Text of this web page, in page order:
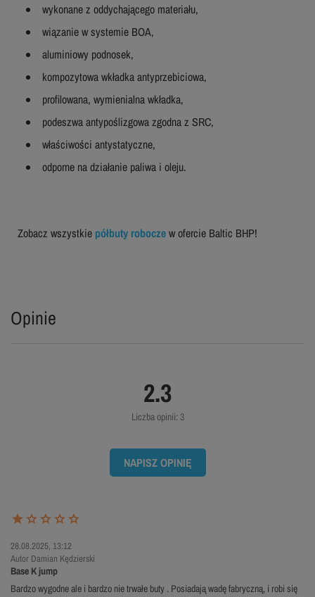
wykonane z oddychającego materiału,
wiązanie w systemie BOA,
aluminiowy podnosek,
kompozytowa wkładka antyprzebiciowa,
profilowana, wymienialna wkładka,
podeszwa antypoślizgowa zgodna z SRC,
właściwości antystatyczne,
odporne na działanie paliwa i oleju.
Zobacz wszystkie półbuty roboczew ofercie Baltic BHP!
Opinie
2.3
Liczba opinii: 3
NAPISZ OPINIĘ
28.08.2025, 13:12
Autor Damian Kędzierski
Base K jump
Bardzo wygodne ale i bardzo nie trwałe buty . Posiadają wadę fabryczną, i robi się